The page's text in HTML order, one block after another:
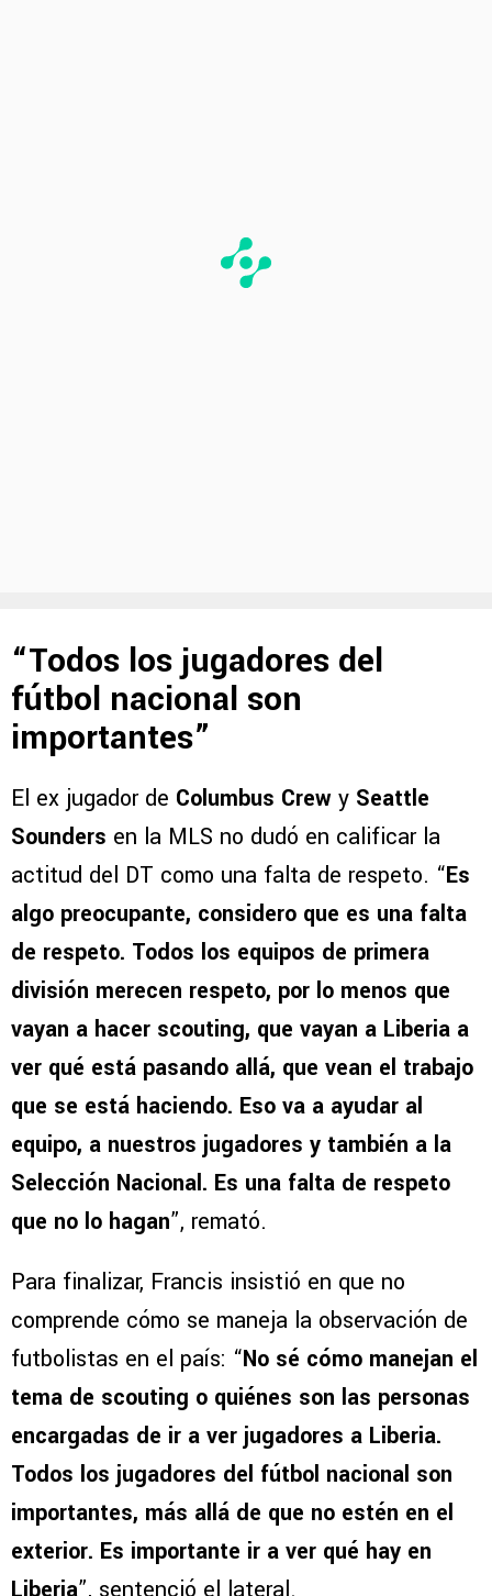
“Todos los jugadores del
fútbol nacional son
importantes”
El ex jugador de Columbus Crew y Seattle
Sounders en la MLS no dudó en calificar la
actitud del DT como una falta de respeto. “Es
algo preocupante, considero que es una falta
de respeto. Todos los equipos de primera
división merecen respeto, por lo menos que
vayan a hacer scouting, que vayan a Liberia a
ver qué está pasando allá, que vean el trabajo
que se está haciendo. Eso va a ayudar al
equipo, a nuestros jugadores y también a la
Selección Nacional. Es una falta de respeto
que no lo hagan”, remató.
Para finalizar, Francis insistió en que no
comprende cómo se maneja la observación de
futbolistas en el país: “No sé cómo manejan el
tema de scouting o quiénes son las personas
encargadas de ir a ver jugadores a Liberia.
Todos los jugadores del fútbol nacional son
importantes, más allá de que no estén en el
exterior. Es importante ir a ver qué hay en